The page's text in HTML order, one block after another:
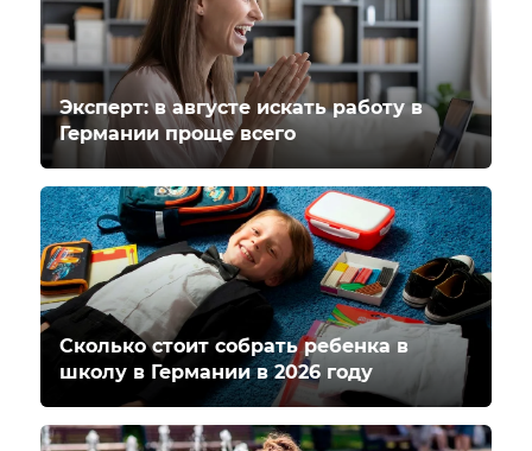
Эксперт: в августе искать работу в
Германии проще всего
Сколько стоит собрать ребенка в
школу в Германии в 2026 году